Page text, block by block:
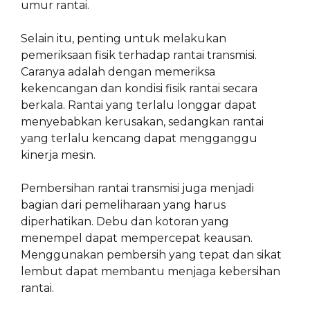
umur rantai.
Selain itu, penting untuk melakukan
pemeriksaan fisik terhadap rantai transmisi.
Caranya adalah dengan memeriksa
kekencangan dan kondisi fisik rantai secara
berkala. Rantai yang terlalu longgar dapat
menyebabkan kerusakan, sedangkan rantai
yang terlalu kencang dapat mengganggu
kinerja mesin.
Pembersihan rantai transmisi juga menjadi
bagian dari pemeliharaan yang harus
diperhatikan. Debu dan kotoran yang
menempel dapat mempercepat keausan.
Menggunakan pembersih yang tepat dan sikat
lembut dapat membantu menjaga kebersihan
rantai.